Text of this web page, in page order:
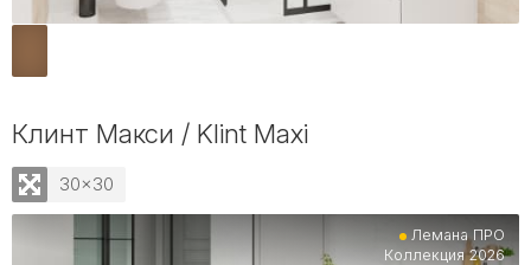
Клинт Макси / Klint Maxi
30x30
Лемана ПРО
Коллекция 2026